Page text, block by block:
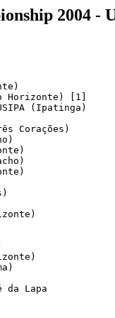
2004 -
Horizonte) [1]
(Ipatinga)
Corações)
da Lapa